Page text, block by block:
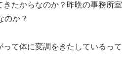
きたからなのか？昨晩の事務所室
のか？
て体に変調をきたしているって